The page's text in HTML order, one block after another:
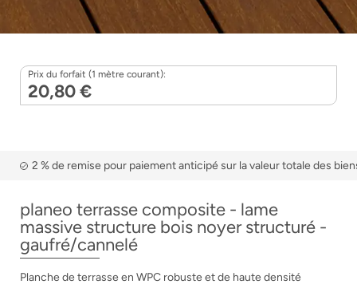
Prix du forfait (1 mètre courant):
20,80 €
2 % de remise pour paiement anticipé sur la valeur totale des
planeo terrasse composite - lame
massive structure bois noyer structuré -
gaufré/cannelé
Planche de terrasse en WPC robuste et de haute densité